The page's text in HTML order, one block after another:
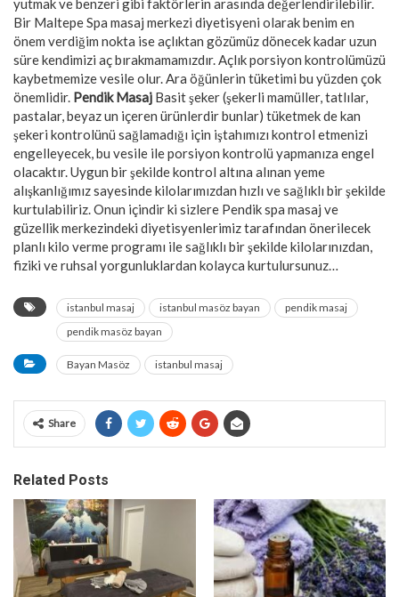
yutmak ve benzeri gibi faktörlerin arasında değerlendirilebilir.
Bir Maltepe Spa masaj merkezi diyetisyeni olarak benim en
önem verdiğim nokta ise açlıktan gözümüz dönecek kadar uzun
süre kendimizi aç bırakmamamızdır. Açlık porsiyon kontrolümüzü
kaybetmemize vesile olur. Ara öğünlerin tüketimi bu yüzden çok
önemlidir. Pendik Masaj Basit şeker (şekerli mamüller, tatlılar,
pastalar, beyaz un içeren ürünlerdir bunlar) tüketmek de kan
şekeri kontrolünü sağlamadığı için iştahımızı kontrol etmenizi
engelleyecek, bu vesile ile porsiyon kontrolü yapmanıza engel
olacaktır. Uygun bir şekilde kontrol altına alınan yeme
alışkanlığımız sayesinde kilolarımızdan hızlı ve sağlıklı bir şekilde
kurtulabiliriz. Onun içindir ki sizlere Pendik spa masaj ve
güzellik merkezindeki diyetisyenlerimiz tarafından önerilecek
planlı kilo verme programı ile sağlıklı bir şekilde kilolarınızdan,
fiziki ve ruhsal yorgunluklardan kolayca kurtulursunuz…
istanbul masaj istanbul masöz bayan
pendik masaj
pendik masöz bayan
Bayan Masöz istanbul masaj
Share
Related Posts